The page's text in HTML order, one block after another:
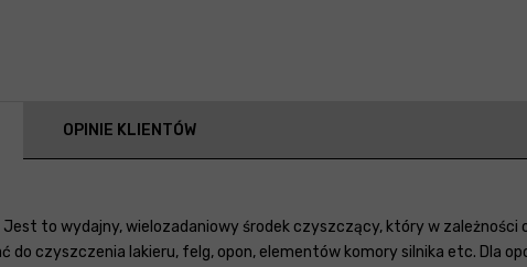
OPINIE KLIENTÓW
to wydajny, wielozadaniowy środek czyszczący, który w zależności
czyszczenia lakieru, felg, opon, elementów komory silnika etc. Dla